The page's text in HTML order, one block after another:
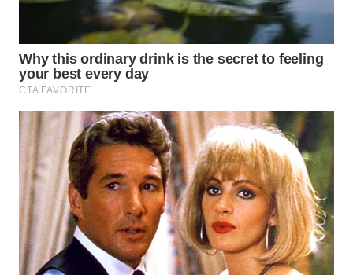
TEBING
TINGGI
WN
PAKPAK
WN
KARAWANG
WN
BEKASI